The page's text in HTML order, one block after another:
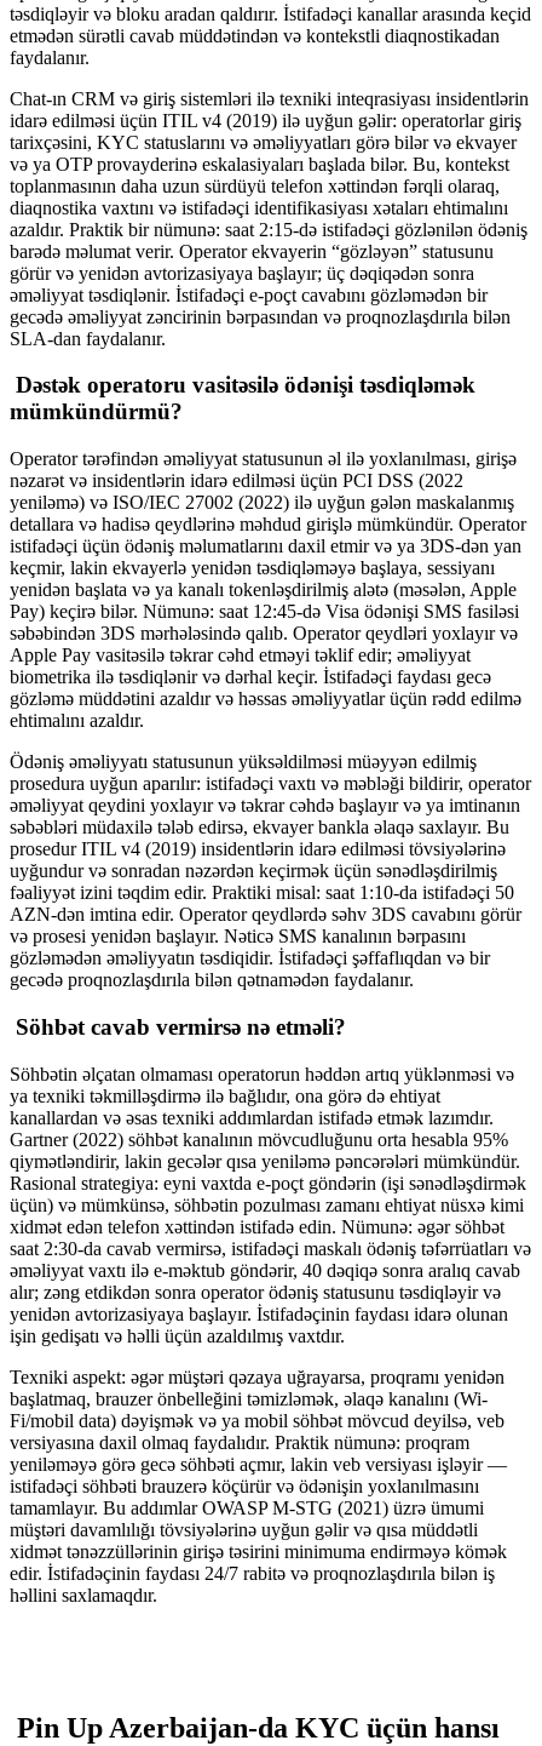
təsdiqləyir və bloku aradan qaldırır. İstifadəçi kanallar arasında keçid
etmədən sürətli cavab müddətindən və kontekstli diaqnostikadan
faydalanır.
Chat-ın CRM və giriş sistemləri ilə texniki inteqrasiyası insidentlərin
idarə edilməsi üçün ITIL v4 (2019) ilə uyğun gəlir: operatorlar giriş
tarixçəsini, KYC statuslarını və əməliyyatları görə bilər və ekvayer
və ya OTP provayderinə eskalasiyaları başlada bilər. Bu, kontekst
toplanmasının daha uzun sürdüyü telefon xəttindən fərqli olaraq,
diaqnostika vaxtını və istifadəçi identifikasiyası xətaları ehtimalını
azaldır. Praktik bir nümunə: saat 2:15-də istifadəçi gözlənilən ödəniş
barədə məlumat verir. Operator ekvayerin “gözləyən” statusunu
görür və yenidən avtorizasiyaya başlayır; üç dəqiqədən sonra
əməliyyat təsdiqlənir. İstifadəçi e-poçt cavabını gözləmədən bir
gecədə əməliyyat zəncirinin bərpasından və proqnozlaşdırıla bilən
SLA-dan faydalanır.
Dəstək operatoru vasitəsilə ödənişi təsdiqləmək
mümkündürmü?
Operator tərəfindən əməliyyat statusunun əl ilə yoxlanılması, girişə
nəzarət və insidentlərin idarə edilməsi üçün PCI DSS (2022
yeniləmə) və ISO/IEC 27002 (2022) ilə uyğun gələn maskalanmış
detallara və hadisə qeydlərinə məhdud girişlə mümkündür. Operator
istifadəçi üçün ödəniş məlumatlarını daxil etmir və ya 3DS-dən yan
keçmir, lakin ekvayerlə yenidən təsdiqləməyə başlaya, sessiyanı
yenidən başlata və ya kanalı tokenləşdirilmiş alətə (məsələn, Apple
Pay) keçirə bilər. Nümunə: saat 12:45-də Visa ödənişi SMS fasiləsi
səbəbindən 3DS mərhələsində qalıb. Operator qeydləri yoxlayır və
Apple Pay vasitəsilə təkrar cəhd etməyi təklif edir; əməliyyat
biometrika ilə təsdiqlənir və dərhal keçir. İstifadəçi faydası gecə
gözləmə müddətini azaldır və həssas əməliyyatlar üçün rədd edilmə
ehtimalını azaldır.
Ödəniş əməliyyatı statusunun yüksəldilməsi müəyyən edilmiş
prosedura uyğun aparılır: istifadəçi vaxtı və məbləği bildirir, operator
əməliyyat qeydini yoxlayır və təkrar cəhdə başlayır və ya imtinanın
səbəbləri müdaxilə tələb edirsə, ekvayer bankla əlaqə saxlayır. Bu
prosedur ITIL v4 (2019) insidentlərin idarə edilməsi tövsiyələrinə
uyğundur və sonradan nəzərdən keçirmək üçün sənədləşdirilmiş
fəaliyyət izini təqdim edir. Praktiki misal: saat 1:10-da istifadəçi 50
AZN-dən imtina edir. Operator qeydlərdə səhv 3DS cavabını görür
və prosesi yenidən başlayır. Nəticə SMS kanalının bərpasını
gözləmədən əməliyyatın təsdiqidir. İstifadəçi şəffaflıqdan və bir
gecədə proqnozlaşdırıla bilən qətnamədən faydalanır.
Söhbət cavab vermirsə nə etməli?
Söhbətin əlçatan olmaması operatorun həddən artıq yüklənməsi və
ya texniki təkmilləşdirmə ilə bağlıdır, ona görə də ehtiyat
kanallardan və əsas texniki addımlardan istifadə etmək lazımdır.
Gartner (2022) söhbət kanalının mövcudluğunu orta hesabla 95%
qiymətləndirir, lakin gecələr qısa yeniləmə pəncərələri mümkündür.
Rasional strategiya: eyni vaxtda e-poçt göndərin (işi sənədləşdirmək
üçün) və mümkünsə, söhbətin pozulması zamanı ehtiyat nüsxə kimi
xidmət edən telefon xəttindən istifadə edin. Nümunə: əgər söhbət
saat 2:30-da cavab vermirsə, istifadəçi maskalı ödəniş təfərrüatları və
əməliyyat vaxtı ilə e-məktub göndərir, 40 dəqiqə sonra aralıq cavab
alır; zəng etdikdən sonra operator ödəniş statusunu təsdiqləyir və
yenidən avtorizasiyaya başlayır. İstifadəçinin faydası idarə olunan
işin gedişatı və həlli üçün azaldılmış vaxtdır.
Texniki aspekt: ​​əgər müştəri qəzaya uğrayarsa, proqramı yenidən
başlatmaq, brauzer önbelleğini təmizləmək, əlaqə kanalını (Wi-
Fi/mobil data) dəyişmək və ya mobil söhbət mövcud deyilsə, veb
versiyasına daxil olmaq faydalıdır. Praktik nümunə: proqram
yeniləməyə görə gecə söhbəti açmır, lakin veb versiyası işləyir —
istifadəçi söhbəti brauzerə köçürür və ödənişin yoxlanılmasını
tamamlayır. Bu addımlar OWASP M-STG (2021) üzrə ümumi
müştəri davamlılığı tövsiyələrinə uyğun gəlir və qısa müddətli
xidmət tənəzzüllərinin girişə təsirini minimuma endirməyə kömək
edir. İstifadəçinin faydası 24/7 rabitə və proqnozlaşdırıla bilən iş
həllini saxlamaqdır.
Pin Up Azerbaijan-da KYC üçün hansı